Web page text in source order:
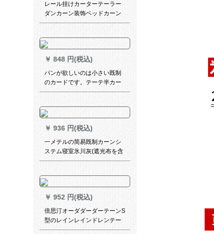
レール挂けカーターテーラー
ダンカーン装饰ベッドカーン
轨道ハンガペン日よけ部屋暖
メン)幅2高2.7フートク(轨道
1.9メトル)
￥ 848 円(税込)
パンが欲しいのは小さい既制
のカードです。テーテ半カー
ン遮光カーターテテン出窓子
テがないです。青い2.5*2.0
FUCK
￥ 936 円(税込)
一メテルの简易既制カーンシ
ステム寝室氷川灰(遮光布を含
む)オーダカーン一メリング
￥ 952 円(税込)
倍思汀オーダダーダーテーンS
型のレインレインドレンテー
ティィ寝室レストレインUVカ